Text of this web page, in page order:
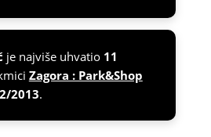
je najviše uhvatio 11
Zagora : Park&Shop
2013.